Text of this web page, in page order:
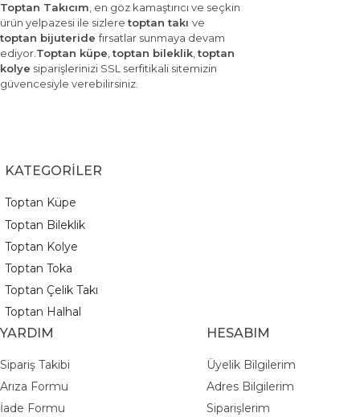
Toptan Takıcım, en göz kamaştırıcı ve seçkin
ürün yelpazesi ile sizleretoptan takı ve
toptan bijuteridefırsatlar sunmaya devam
ediyor.Toptan küpe,toptan bileklik,toptan
kolye siparişlerinizi SSL serfitikali sitemizin
güvencesiyle verebilirsiniz.
KATEGORİLER
Toptan Küpe
Toptan Bileklik
Toptan Kolye
Toptan Toka
Toptan Çelik Takı
Toptan Halhal
YARDIM
Sipariş Takibi
Arıza Formu
İade Formu
HESABIM
Üyelik Bilgilerim
Adres Bilgilerim
Siparişlerim